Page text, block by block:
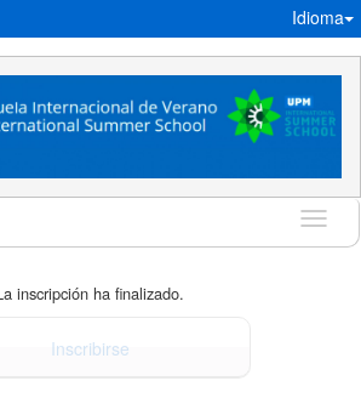
Idioma
Idioma
inscripción ha finalizado.
Inscribirse